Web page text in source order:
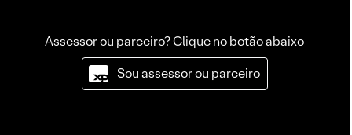
Assessor ou parceiro? Clique no botão abaixo
Sou assessor ou parceiro